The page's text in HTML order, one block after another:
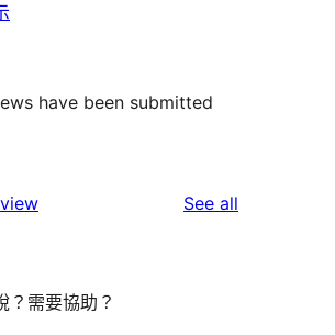
have been submitted
See all
？需要協助？